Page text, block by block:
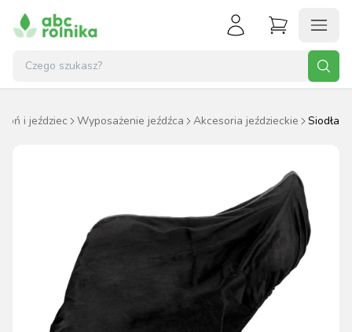
Koń i jeździec Wyposażenie jeźdźca Akcesoria jeździeckie Siodła